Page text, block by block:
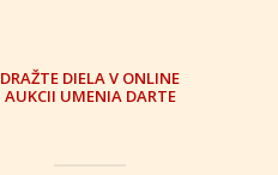
DRAŽTE DIELA V ONLINE
AUKCII UMENIA DARTE